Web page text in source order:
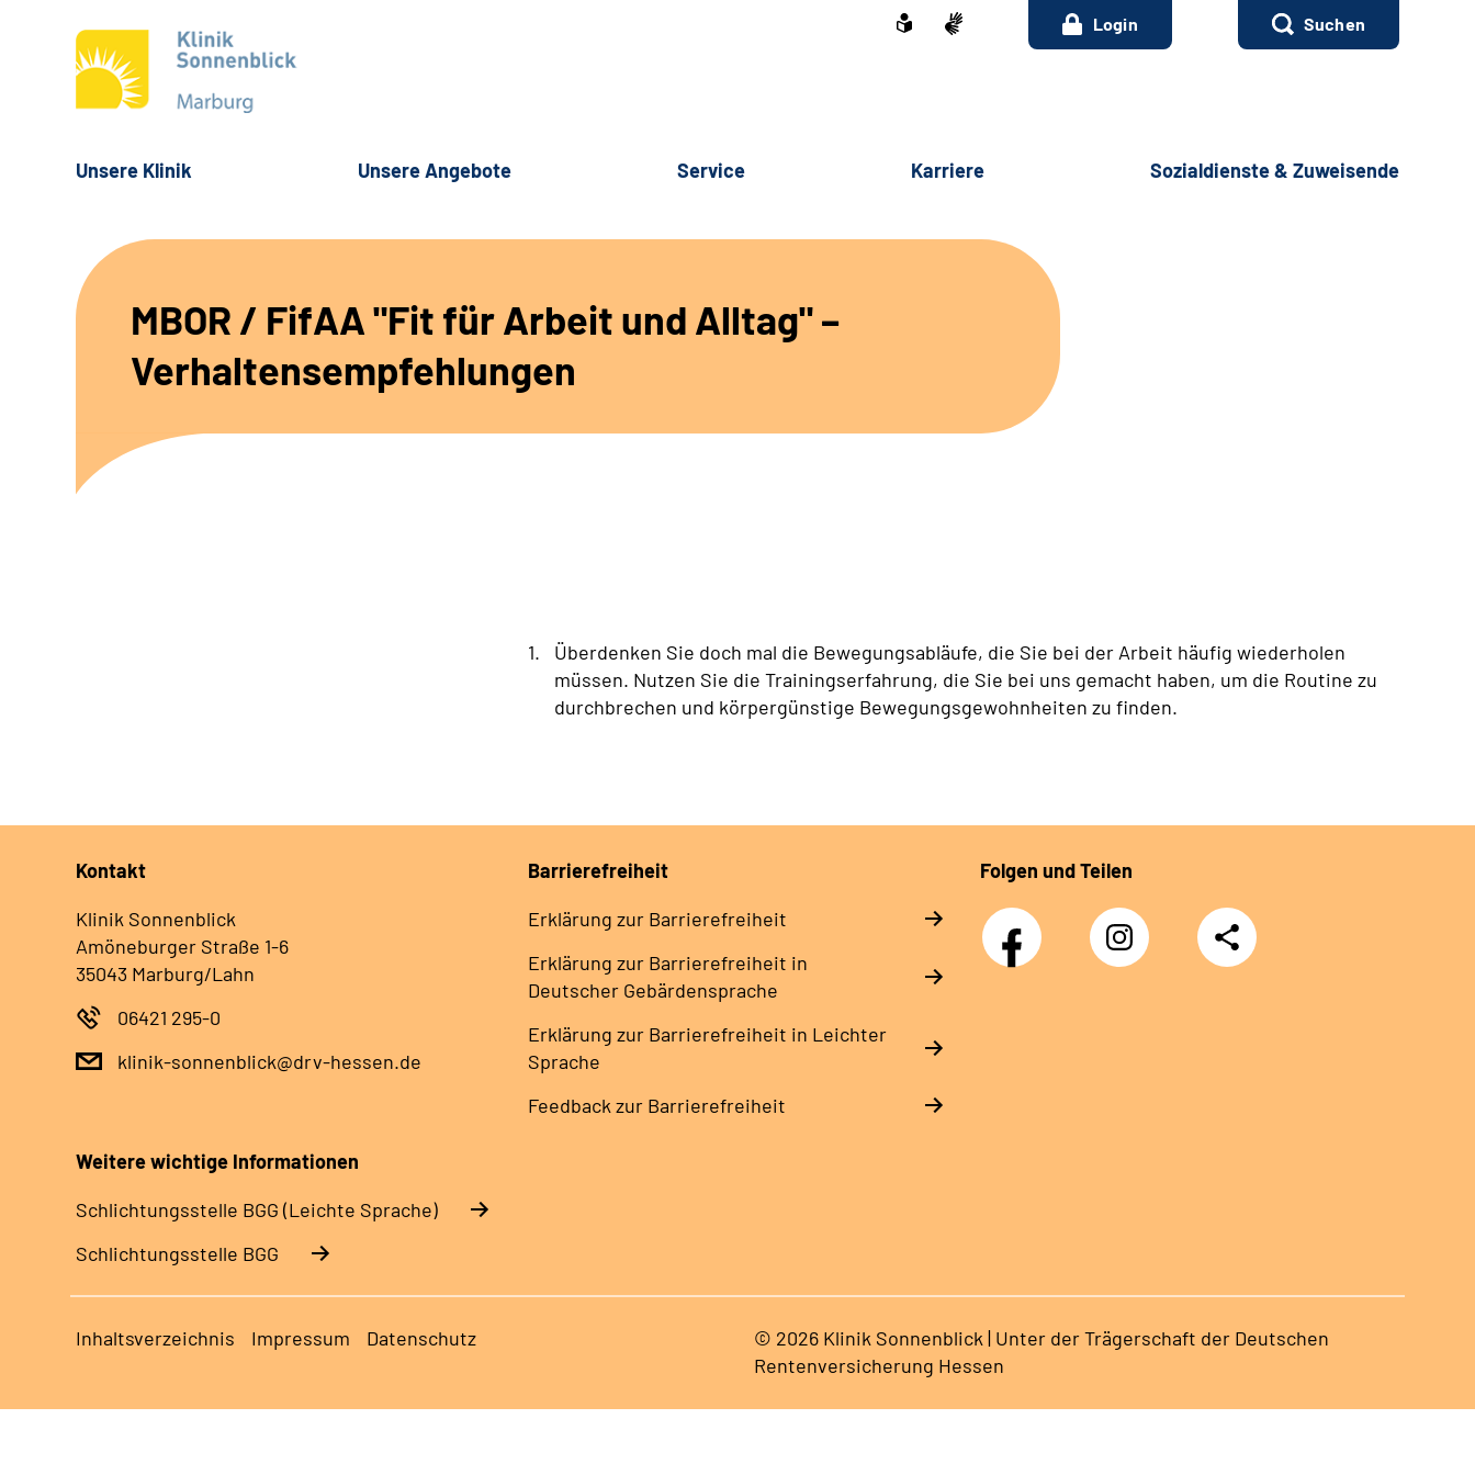
Login Suchen
Unsere Klinik Unsere Angebote Service Karriere Sozialdienste & Zuweisende
MBOR / FifAA "Fit für Arbeit und Alltag"–
Verhaltensempfehlungen
Überdenken Sie doch mal die Bewegungsabläufe, die Sie bei der Arbeit häufig wiederholen
müssen. Nutzen Sie die Trainingserfahrung, die Sie bei uns gemacht haben, um die Routine zu
durchbrechen und körpergünstige Bewegungsgewohnheiten zu finden.
Kontakt
Klinik Sonnenblick
Amöneburger Straße 1-6
35043 Marburg/Lahn
06421 295-0
klinik-sonnenblick@drv-hessen.de
Barrierefreiheit
Erklärung zur Barrierefreiheit
Erklärung zur Barrierefreiheit in
Deutscher Gebärdensprache
Erklärung zur Barrierefreiheit in Leichter
Sprache
Feedback zur Barrierefreiheit
Folgen und Teilen
Facebook
Klinik
Sonnenblick
Instagram
Klinik
Sonnenblick
Teilen
Weitere wichtige Informationen
Schlich­tungs­stel­le BGG (Leichte Sprache)
Schlich­tungs­stel­le BGG
Inhaltsverzeichnis Impressum Datenschutz
© 2026 Klinik Sonnenblick | Unter der Trägerschaft der Deutschen
Rentenversicherung Hessen